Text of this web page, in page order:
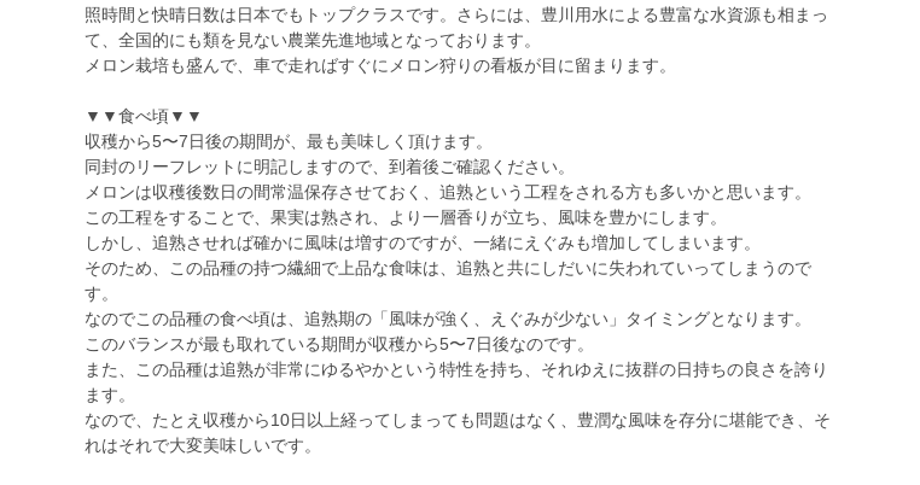
照時間と快晴日数は日本でもトップクラスです。さらには、豊川用水による豊富な水資源も相まっ
て、全国的にも類を見ない農業先進地域となっております。
メロン栽培も盛んで、車で走ればすぐにメロン狩りの看板が目に留まります。
▼▼食べ頃▼▼
収穫から5〜7日後の期間が、最も美味しく頂けます。
同封のリーフレットに明記しますので、到着後ご確認ください。
メロンは収穫後数日の間常温保存させておく、追熟という工程をされる方も多いかと思います。
この工程をすることで、果実は熟され、より一層香りが立ち、風味を豊かにします。
しかし、追熟させれば確かに風味は増すのですが、一緒にえぐみも増加してしまいます。
そのため、この品種の持つ繊細で上品な食味は、追熟と共にしだいに失われていってしまうので
す。
なのでこの品種の食べ頃は、追熟期の「風味が強く、えぐみが少ない」タイミングとなります。
このバランスが最も取れている期間が収穫から5〜7日後なのです。
また、この品種は追熟が非常にゆるやかという特性を持ち、それゆえに抜群の日持ちの良さを誇り
ます。
なので、たとえ収穫から10日以上経ってしまっても問題はなく、豊潤な風味を存分に堪能でき、そ
れはそれで大変美味しいです。